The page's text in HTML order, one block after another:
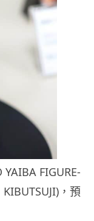
FIGURE-
， 預